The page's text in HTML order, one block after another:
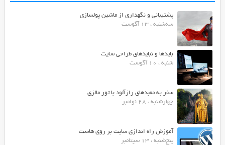
پشتیبانی و نگهداری از ماشین پولسازی
سه‌شنبه ، 13 آگوست
بایدها و نبایدهای طراحی سایت
شنبه ، 10 آگوست
سفر به معبدهای رازآلود با تور مالزی
چهارشنبه ، 28 نوامبر
آموزش راه اندازی سایت بر روی هاست
پنج‌شنبه ، 13 سپتامبر